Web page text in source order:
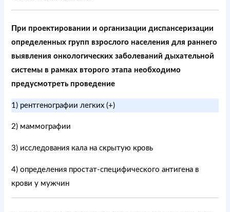
При проектировании и организации диспансеризации
определенных групп взрослого населения для раннего
выявления онкологических заболеваний дыхательной
системы в рамках второго этапа необходимо
предусмотреть проведение
1) рентгенографии легких (+)
2) маммографии
3) исследования кала на скрытую кровь
4) определения простат-специфического антигена в
крови у мужчин